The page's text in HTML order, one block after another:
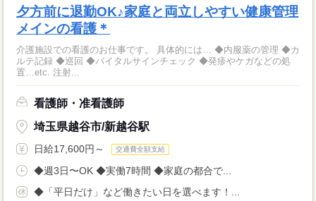
夕方前に退勤OK♪家庭と両立しやすい健康管理
メインの看護＊
介護施設での看護のお仕事です。 具体的には… ◆内服薬の管理 ◆カ
ルテ記録 ◆巡回 ◆バイタルサインチェック ◆発疹やケガなどの処
置…etc. 注射...
看護師・准看護師
埼玉県越谷市/新越谷駅
日給17,600円～ 交通費全額支給
◆週3日〜OK ◆実働7時間 ◆家庭の都合で...
◆「平日だけ」など働きたい日を選べます！...